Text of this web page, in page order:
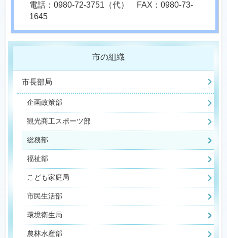
電話：0980-72-3751（代） FAX：0980-73-
1645
市の組織
市長部局
企画政策部
観光商工スポーツ部
総務部
福祉部
こども家庭局
市民生活部
環境衛生局
農林水産部